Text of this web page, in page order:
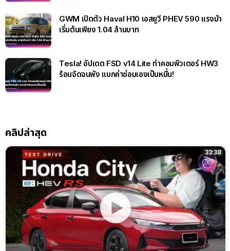
GWM เปิดตัว Haval H10 เอสยูวี PHEV 590 แรงม้า
เริ่มต้นเพียง 1.04 ล้านบาท
Tesla! อัปเดต FSD v14 Lite ทำคอมพิวเตอร์ HW3
ร้อนจัดจนพัง แบกค่าซ่อมเองเป็นหมื่น!
คลิปล่าสุด
33:38